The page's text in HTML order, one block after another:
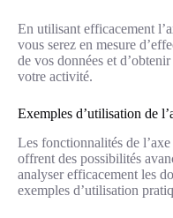
En utilisant efficacement
vous serez en mesure
de vos données et
votre activité.
Exemples d’utilisation de
Les fonctionnalités de
offrent des possibilités
analyser efficacement les
exemples d’utilisation